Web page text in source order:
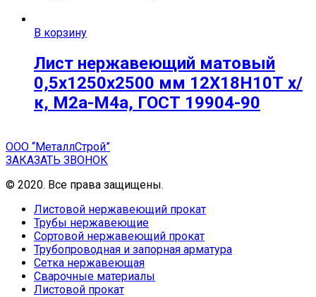
В корзину
Лист нержавеющий матовый
0,5х1250х2500 мм 12Х18Н10Т х/
к, М2а-М4а, ГОСТ 19904-90
ООО “МеталлСтрой”
ЗАКАЗАТЬ ЗВОНОК
© 2020. Все права защищены.
Листовой нержавеющий прокат
Трубы нержавеющие
Сортовой нержавеющий прокат
Трубопроводная и запорная арматура
Сетка нержавеющая
Сварочные материалы
Листовой прокат